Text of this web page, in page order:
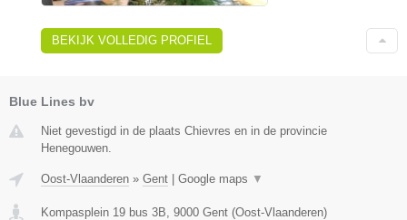
BEKIJK VOLLEDIG PROFIEL
Blue Lines bv
Niet gevestigd in de plaats Chievres en in de provincie
Henegouwen.
Oost-Vlaanderen » Gent | Google maps ▼
Kompasplein 19 bus 3B 9000 Gent (Oost-Vlaanderen)